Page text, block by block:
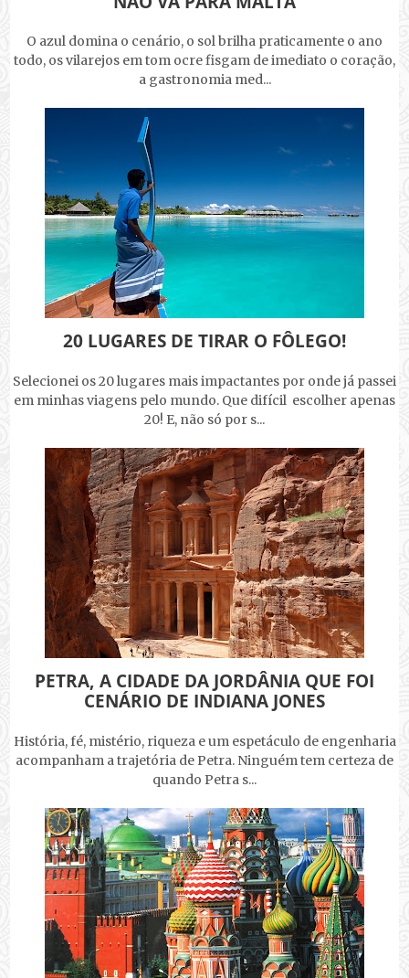
O azul domina o cenário, o sol brilha praticamente o ano
todo, os vilarejos em tom ocre fisgam de imediato o coração,
a gastronomia med...
20 LUGARES DE TIRAR O FÔLEGO!
Selecionei os 20 lugares mais impactantes por onde já passei
em minhas viagens pelo mundo. Que difícil escolher apenas
20! E, não só por s...
PETRA, A CIDADE DA JORDÂNIA QUE FOI
CENÁRIO DE INDIANA JONES
História, fé, mistério, riqueza e um espetáculo de engenharia
acompanham a trajetória de Petra. Ninguém tem certeza de
quando Petra s...